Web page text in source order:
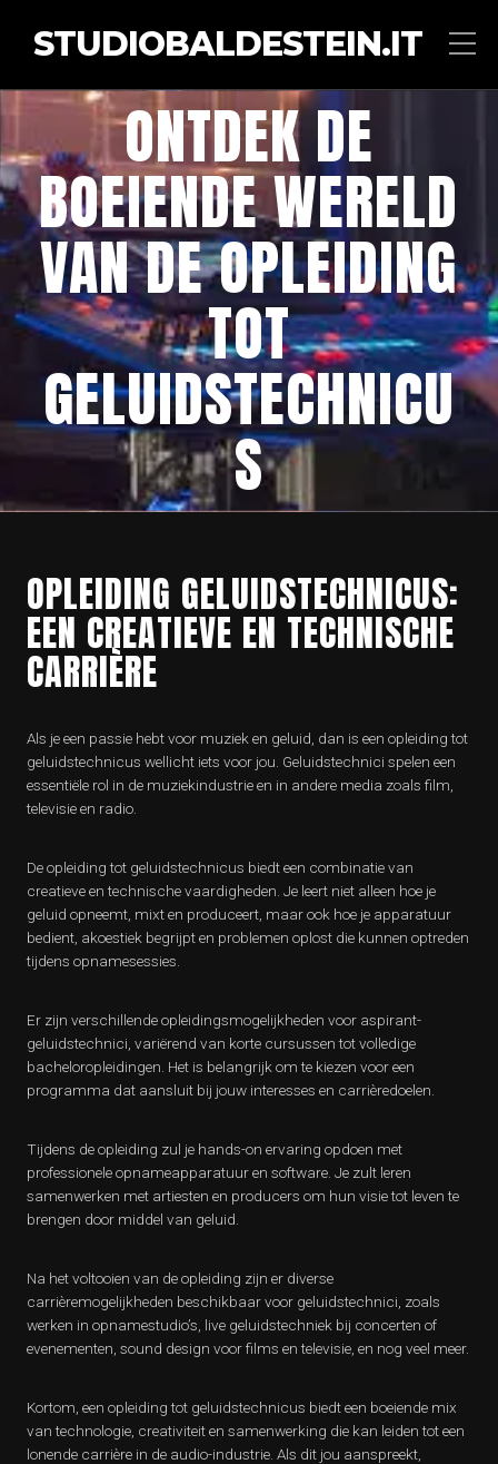
STUDIOBALDESTEIN.IT
ONTDEK DE
BOEIENDE WERELD
VAN DE OPLEIDING
TOT
GELUIDSTECHNICU
S
OPLEIDING GELUIDSTECHNICUS:
EEN CREATIEVE EN TECHNISCHE
CARRIÈRE
Als je een passie hebt voor muziek en geluid, dan is een opleiding tot
geluidstechnicus wellicht iets voor jou. Geluidstechnici spelen een
essentiële rol in de muziekindustrie en in andere media zoals film,
televisie en radio.
De opleiding tot geluidstechnicus biedt een combinatie van
creatieve en technische vaardigheden. Je leert niet alleen hoe je
geluid opneemt, mixt en produceert, maar ook hoe je apparatuur
bedient, akoestiek begrijpt en problemen oplost die kunnen optreden
tijdens opnamesessies.
Er zijn verschillende opleidingsmogelijkheden voor aspirant-
geluidstechnici, variërend van korte cursussen tot volledige
bacheloropleidingen. Het is belangrijk om te kiezen voor een
programma dat aansluit bij jouw interesses en carrièredoelen.
Tijdens de opleiding zul je hands-on ervaring opdoen met
professionele opnameapparatuur en software. Je zult leren
samenwerken met artiesten en producers om hun visie tot leven te
brengen door middel van geluid.
Na het voltooien van de opleiding zijn er diverse
carrièremogelijkheden beschikbaar voor geluidstechnici, zoals
werken in opnamestudio’s, live geluidstechniek bij concerten of
evenementen, sound design voor films en televisie, en nog veel meer.
Kortom, een opleiding tot geluidstechnicus biedt een boeiende mix
van technologie, creativiteit en samenwerking die kan leiden tot een
lonende carrière in de audio-industrie. Als dit jou aanspreekt,